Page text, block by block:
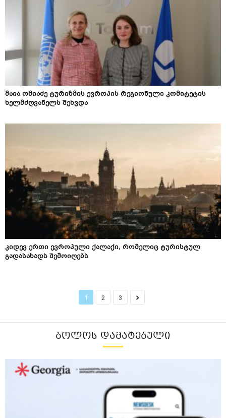
მაია ომიაძე ტურიზმის ევროპის რეგიონული კომიტეტის
ხელმძღვანელს შეხვდა
კიდევ ერთი ევროპული ქალაქი, რომელიც ტურისტულ
გადასახადს შემოიღებს
1 2 3
ᲑᲝᲚᲝᲡ ᲓᲐᲛᲐᲢᲔᲑᲣᲚᲘ